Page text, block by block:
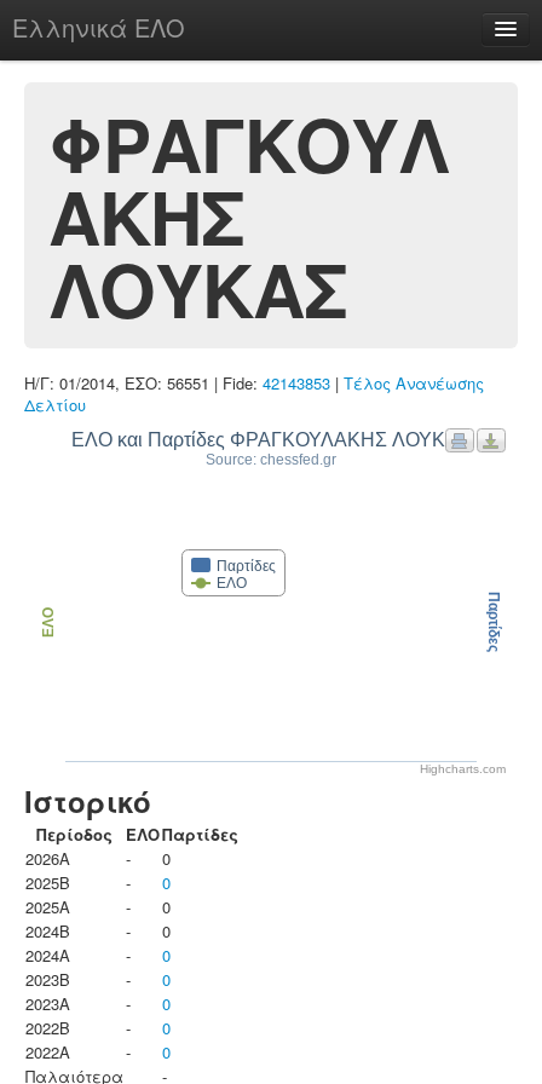
Ελληνικά ΕΛΟ
chesstu.be @ discord
Login
ΦΡΑΓΚΟΥΛ
ΑΚΗΣ
ΛΟΥΚΑΣ
Η/Γ: 01/2014, ΕΣΟ: 56551 | Fide: 42143853 | Τέλος Ανανέωσης
Δελτίου
ΕΛΟ και Παρτίδες ΦΡΑΓΚΟΥΛΑΚΗΣ ΛΟΥΚΑΣ
Source: chessfed.gr
Παρτίδες
ΕΛΟ
ΕΛΟ Παρτίδες
Highcharts.com
Ιστορικό
Περίοδος ΕΛΟΠαρτίδες
2026A
-
0
2025B
-
0
2025A
-
0
2024B
-
0
2024A
-
0
2023B
-
0
2023Α
-
0
2022B
-
0
2022A
-
0
Παλαιότερα
-